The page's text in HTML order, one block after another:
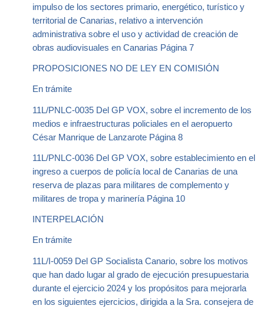
impulso de los sectores primario, energético, turístico y
territorial de Canarias, relativo a intervención
administrativa sobre el uso y actividad de creación de
obras audiovisuales en Canarias Página 7
PROPOSICIONES NO DE LEY EN COMISIÓN
En trámite
11L/PNLC-0035 Del GP VOX, sobre el incremento de los
medios e infraestructuras policiales en el aeropuerto
César Manrique de Lanzarote Página 8
11L/PNLC-0036 Del GP VOX, sobre establecimiento en el
ingreso a cuerpos de policía local de Canarias de una
reserva de plazas para militares de complemento y
militares de tropa y marinería Página 10
INTERPELACIÓN
En trámite
11L/I-0059 Del GP Socialista Canario, sobre los motivos
que han dado lugar al grado de ejecución presupuestaria
durante el ejercicio 2024 y los propósitos para mejorarla
en los siguientes ejercicios, dirigida a la Sra. consejera de